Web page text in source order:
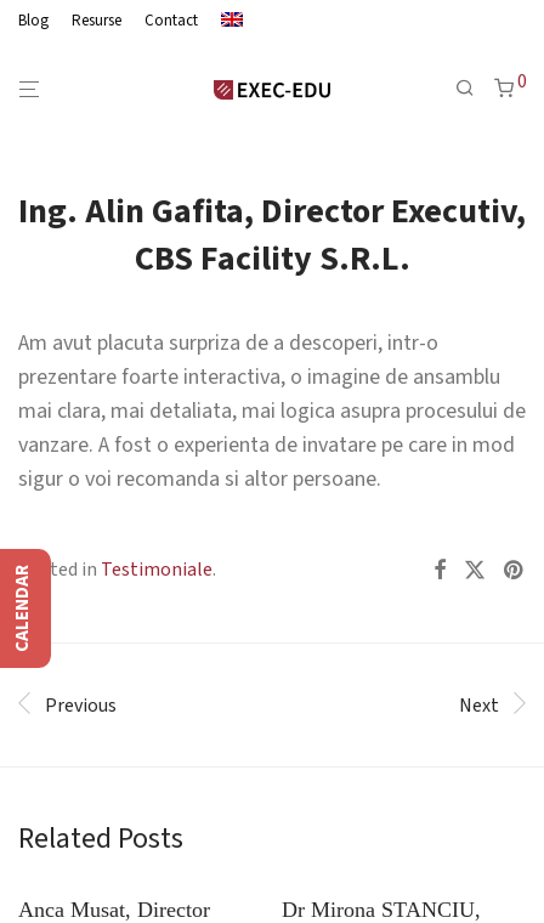
Blog Resurse Contact
0
Ing. Alin Gafita, Director Executiv,
CBS Facility S.R.L.
Am avut placuta surpriza de a descoperi, intr-o
prezentare foarte interactiva, o imagine de ansamblu
mai clara, mai detaliata, mai logica asupra procesului de
vanzare. A fost o experienta de invatare pe care in mod
sigur o voi recomanda si altor persoane.
Posted in Testimoniale.
Previous Next
Related Posts
Anca Musat, Director
Dr Mirona STANCIU,
CALENDAR